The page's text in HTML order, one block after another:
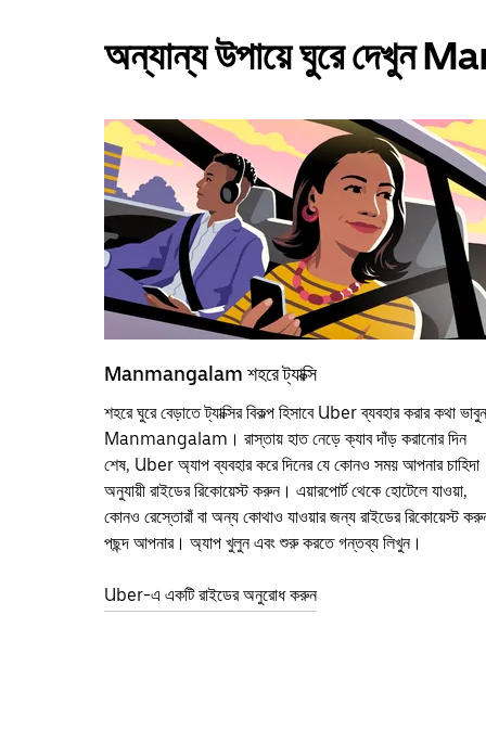
অন্যান্য উপায়ে ঘুরে দেখুন
Manmangalam শহরে ট্যাক্সি
শহরে ঘুরে বেড়াতে ট্যাক্সির বিকল্প হিসাবে Uber ব্যবহার করার কথা ভাবুন
Manmangalam। রাস্তায় হাত নেড়ে ক্যাব দাঁড় করানোর দিন
শেষ, Uber অ্যাপ ব্যবহার করে দিনের যে কোনও সময় আপনার চাহিদা
অনুযায়ী রাইডের রিকোয়েস্ট করুন। এয়ারপোর্ট থেকে হোটেলে যাওয়া,
কোনও রেস্তোরাঁ বা অন্য কোথাও যাওয়ার জন্য রাইডের রিকোয়েস্ট
পছন্দ আপনার। অ্যাপ খুলুন এবং শুরু করতে গন্তব্য লিখুন।
Uber-এ একটি রাইডের অনুরোধ করুন